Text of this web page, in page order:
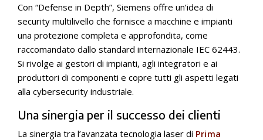
Con “Defense in Depth”, Siemens offre un’idea di
security multilivello che fornisce a macchine e impianti
una protezione completa e approfondita, come
raccomandato dallo standard internazionale IEC 62443.
Si rivolge ai gestori di impianti, agli integratori e ai
produttori di componenti e copre tutti gli aspetti legati
alla cybersecurity industriale.
Una sinergia per il successo dei clienti
La sinergia tra l’avanzata tecnologia laser di Prima